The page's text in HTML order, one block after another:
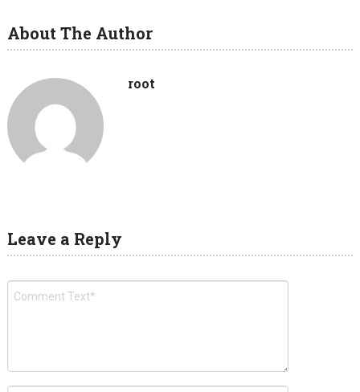
About The Author
root
Leave a Reply